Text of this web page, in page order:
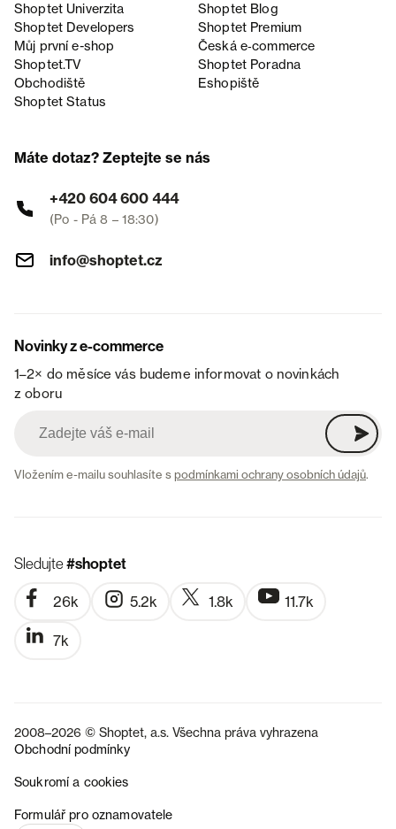
Shoptet Univerzita
Shoptet Blog
Shoptet Developers
Shoptet Premium
Můj první e-shop
Česká e‑commerce
Shoptet.TV
Shoptet Poradna
Obchodiště
Eshopiště
Shoptet Status
Máte dotaz? Zeptejte se nás
+420 604 600 444
(Po - Pá 8 – 18:30)
info@shoptet.cz
Novinky z e-commerce
1–2× do měsíce vás budeme informovat o novinkách
z oboru
Vložením e-mailu souhlasíte spodmínkami ochrany osobních údajů.
Sledujte#shoptet
26k 5.2k 1.8k 11.7k
7k
2008–2026 © Shoptet, a.s. Všechna práva vyhrazena
Obchodní podmínky
Soukromí a cookies
Formulář pro oznamovatele